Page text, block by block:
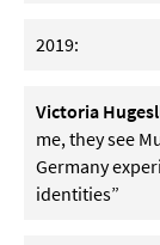
2019:
Victoria
me, they see
Germany
identities”